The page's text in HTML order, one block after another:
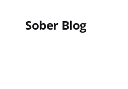
Sober Blog